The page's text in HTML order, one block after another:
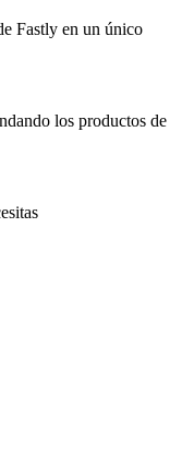
Fastly en un único
los productos de